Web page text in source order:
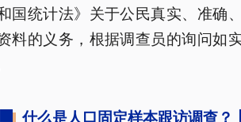
国统计法》关于公民真实、准确
料的义务，根据调查员的询问如
什么是人口固定样本跟访调查？